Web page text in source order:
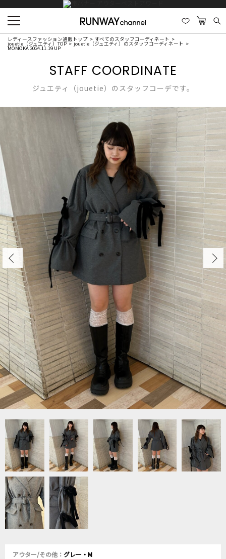
レディースファッション通販トップ すべてのスタッフコーディネート
jouetie（ジュエティ）TOP jouetie（ジュエティ）のスタッフコーディネート
MOMOKA 2024.11.19 UP
STAFF COORDINATE
ジュエティ（jouetie）のスタッフコーデです。
アウター/その他： グレー・M